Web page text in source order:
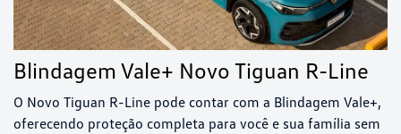
Blindagem Vale+ Novo Tiguan R-Line
O Novo Tiguan R-Line pode contar com a Blindagem Vale+,
oferecendo proteção completa para você e sua família sem